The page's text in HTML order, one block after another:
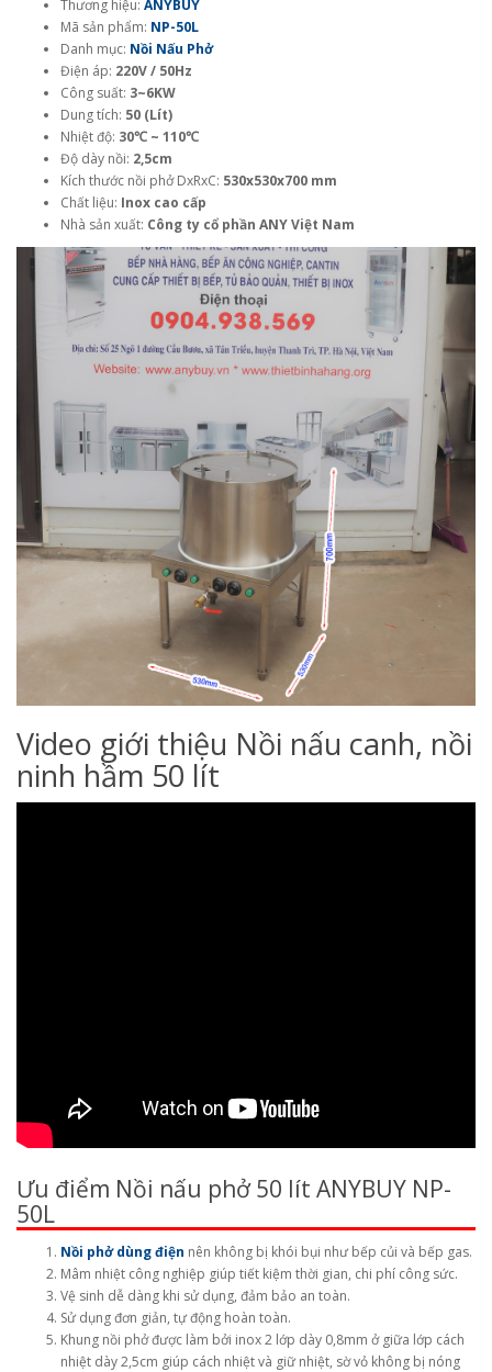
Thương hiệu: ANYBUY
Mã sản phẩm: NP-50L
Danh mục: Nồi Nấu Phở
Điện áp: 220V / 50Hz
Công suất: 3~6KW
Dung tích: 50 (Lít)
Nhiệt độ: 30℃ ~ 110℃
Độ dày nồi: 2,5cm
Kích thước nồi phở DxRxC: 530x530x700 mm
Chất liệu: Inox cao cấp
Nhà sản xuất: Công ty cổ phần ANY Việt Nam
Video giới thiệu Nồi nấu canh, nồi
ninh hầm 50 lít
Ưu điểm Nồi nấu phở 50 lít ANYBUY NP-
50L
Nồi phở dùng điện nên không bị khói bụi như bếp củi và bếp gas.
Mâm nhiệt công nghiệp giúp tiết kiệm thời gian, chi phí công sức.
Vệ sinh dễ dàng khi sử dụng, đảm bảo an toàn.
Sử dụng đơn giản, tự động hoàn toàn.
Khung nồi phở được làm bởi inox 2 lớp dày 0,8mm ở giữa lớp cách
nhiệt dày 2,5cm giúp cách nhiệt và giữ nhiệt, sờ vỏ không bị nóng